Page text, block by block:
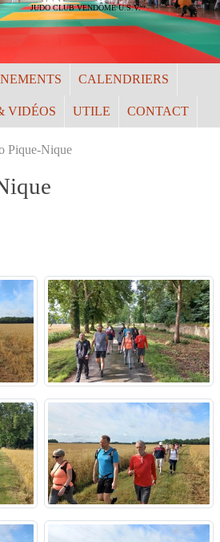
JUDO CLUB VENDÔME U.S.V.
CALENDRIERS
VIDÉOS UTILE CONTACT
Pique-Nique